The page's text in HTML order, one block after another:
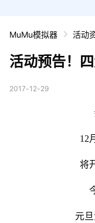
MuMu模拟器 活动
活动预告！
2017-12-29
12
将
元